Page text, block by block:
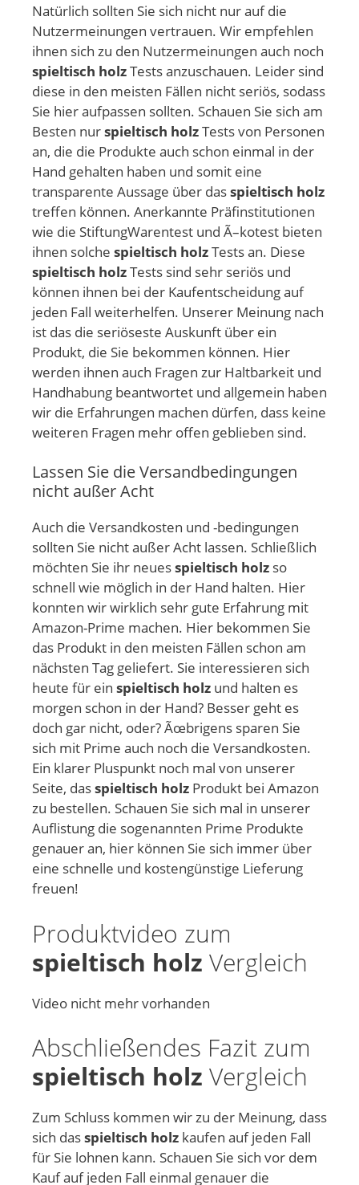
Natürlich sollten Sie sich nicht nur auf die
Nutzermeinungen vertrauen. Wir empfehlen
ihnen sich zu den Nutzermeinungen auch noch
spieltisch holzTests anzuschauen. Leider sind
diese in den meisten Fällen nicht seriös, sodass
Sie hier aufpassen sollten. Schauen Sie sich am
Besten nurspieltisch holzTests von Personen
an, die die Produkte auch schon einmal in der
Hand gehalten haben und somit eine
transparente Aussage über dasspieltisch holz
treffen können. Anerkannte Präfinstitutionen
wie die StiftungWarentest und Ã–kotest bieten
ihnen solche spieltisch holzTests an. Diese
spieltisch holzTests sind sehr seriös und
können ihnen bei der Kaufentscheidung auf
jeden Fall weiterhelfen. Unserer Meinung nach
ist das die seriöseste Auskunft über ein
Produkt, die Sie bekommen können. Hier
werden ihnen auch Fragen zur Haltbarkeit und
Handhabung beantwortet und allgemein haben
wir die Erfahrungen machen dürfen, dass keine
weiteren Fragen mehr offen geblieben sind.
Lassen Sie die Versandbedingungen
nicht außer Acht
Auch die Versandkosten und -bedingungen
sollten Sie nicht außer Acht lassen. Schließlich
möchten Sie ihr neuesspieltisch holz so
schnell wie möglich in der Hand halten. Hier
konnten wir wirklich sehr gute Erfahrung mit
Amazon-Prime machen. Hier bekommen Sie
das Produkt in den meisten Fällen schon am
nächsten Tag geliefert. Sie interessieren sich
heute für ein spieltisch holz und halten es
morgen schon in der Hand? Besser geht es
doch gar nicht, oder? Ãœbrigens sparen Sie
sich mit Prime auch noch die Versandkosten.
Ein klarer Pluspunkt noch mal von unserer
Seite, dasspieltisch holz Produkt bei Amazon
zu bestellen. Schauen Sie sich mal in unserer
Auflistung die sogenannten Prime Produkte
genauer an, hier können Sie sich immer über
eine schnelle und kostengünstige Lieferung
freuen!
Produktvideo zum
spieltisch holz Vergleich
Video nicht mehr vorhanden
Abschließendes Fazit zum
spieltisch holz Vergleich
Zum Schluss kommen wir zu der Meinung, dass
sich dasspieltisch holz kaufen auf jeden Fall
für Sie lohnen kann. Schauen Sie sich vor dem
Kauf auf jeden Fall einmal genauer die